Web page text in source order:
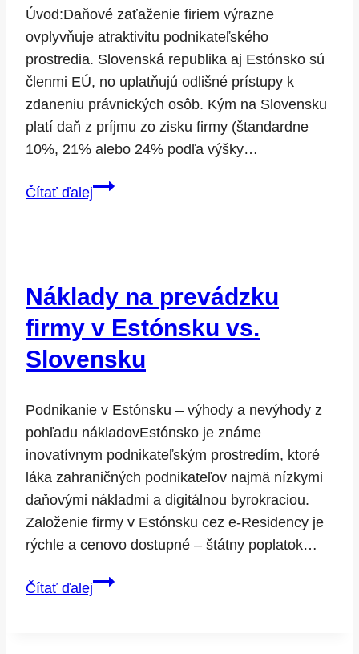
Úvod:Daňové zaťaženie firiem výrazne
ovplyvňuje atraktivitu podnikateľského
prostredia. Slovenská republika aj Estónsko sú
členmi EÚ, no uplatňujú odlišné prístupy k
zdaneniu právnických osôb. Kým na Slovensku
platí daň z príjmu zo zisku firmy (štandardne
10%, 21% alebo 24% podľa výšky…
Čítať ďalejPorovnanie
osoby:
Slovensko
vs.
Estónsko
Náklady na prevádzku
firmy v Estónsku vs.
Slovensku
Podnikanie v Estónsku – výhody a nevýhody z
pohľadu nákladovEstónsko je známe
inovatívnym podnikateľským prostredím, ktoré
láka zahraničných podnikateľov najmä nízkymi
daňovými nákladmi a digitálnou byrokraciou.
Založenie firmy v Estónsku cez e-Residency je
rýchle a cenovo dostupné – štátny poplatok…
Čítať ďalejNáklady